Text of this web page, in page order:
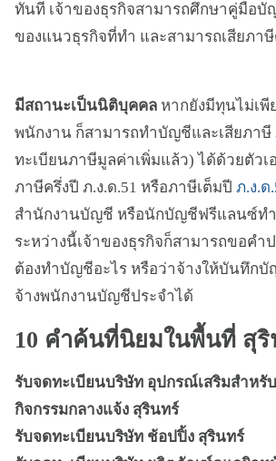
ทันที เจ้าของธุรกิจสามารถศึกษาคู่มือบั
ของแนวธุรกิจที่ทำ และสามารถเสียภา
มีสถานะเป็นนิติบุคคล หากยังมีทุนไม่เพี
พนักงาน ก็สามารถทำบัญชีและเสียภาษี
ทะเบียนภาษีมูลค่าเพิ่มแล้ว) ได้ด้วยตัวเ
ภาษีครึ่งปี ภ.ง.ด.51 หรือภาษีเต็มปี ภ.ง.ด
สำนักงานบัญชี หรือนักบัญชีฟรีแลนซ์ทำ
ระหว่างนี้เจ้าของธุรกิจก็สามารถขอคำ
ต้องทำบัญชีอะไร หรือว่าจ้างให้บันทึกบั
จ้างพนักงานบัญชีประจำได้
10 คำค้นที่นิยมในพื้นที่ สุ
รับจดทะเบียนบริษัท อุปกรณ์เสริมสำหรั
กิจกรรมกลางแจ้ง สุรินทร์
รับจดทะเบียนบริษัท ช้อปปิ้ง สุรินทร์